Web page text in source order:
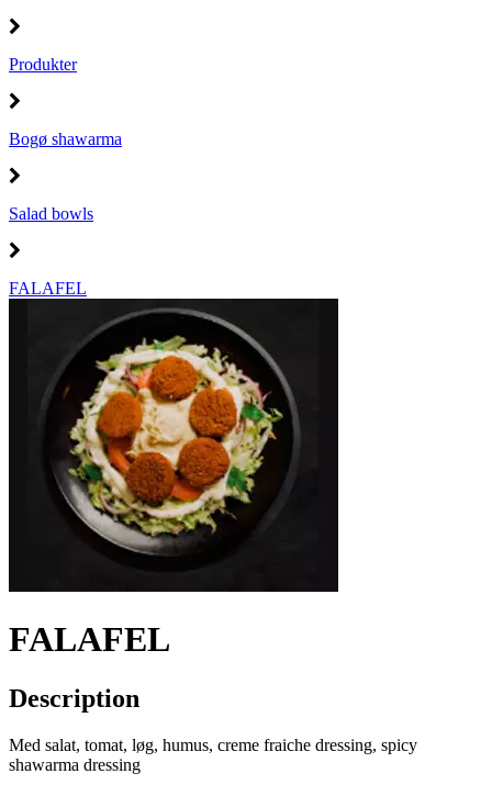
Produkter
Bogø shawarma
Salad bowls
FALAFEL
FALAFEL
Description
Med salat, tomat, løg, humus, creme fraiche dressing, spicy
shawarma dressing